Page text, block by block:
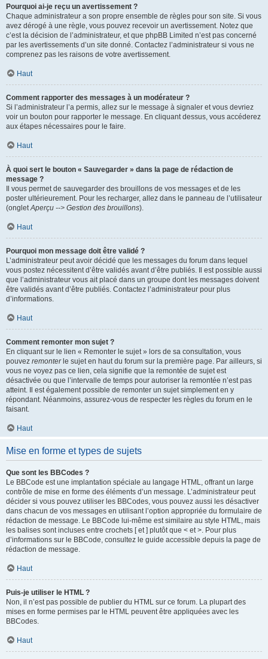
Pourquoi ai-je reçu un avertissement ?
Chaque administrateur a son propre ensemble de règles pour son site. Si vous
avez dérogé à une règle, vous pouvez recevoir un avertissement. Notez que
c’est la décision de l’administrateur, et que phpBB Limited n’est pas concerné
par les avertissements d’un site donné. Contactez l’administrateur si vous ne
comprenez pas les raisons de votre avertissement.
Haut
Comment rapporter des messages à un modérateur ?
Si l’administrateur l’a permis, allez sur le message à signaler et vous devriez
voir un bouton pour rapporter le message. En cliquant dessus, vous accéderez
aux étapes nécessaires pour le faire.
Haut
À quoi sert le bouton « Sauvegarder » dans la page de rédaction de
message ?
Il vous permet de sauvegarder des brouillons de vos messages et de les
poster ultérieurement. Pour les recharger, allez dans le panneau de l’utilisateur
(ongletAperçu --> Gestion des brouillons).
Haut
Pourquoi mon message doit être validé ?
L’administrateur peut avoir décidé que les messages du forum dans lequel
vous postez nécessitent d’être validés avant d’être publiés. Il est possible aussi
que l’administrateur vous ait placé dans un groupe dont les messages doivent
être validés avant d’être publiés. Contactez l’administrateur pour plus
d’informations.
Haut
Comment remonter mon sujet ?
En cliquant sur le lien « Remonter le sujet » lors de sa consultation, vous
pouvez remonterle sujet en haut du forum sur la première page. Par ailleurs, si
vous ne voyez pas ce lien, cela signifie que la remontée de sujet est
désactivée ou que l’intervalle de temps pour autoriser la remontée n’est pas
atteint. Il est également possible de remonter un sujet simplement en y
répondant. Néanmoins, assurez-vous de respecter les règles du forum en le
faisant.
Haut
Mise en forme et types de sujets
Que sont les BBCodes ?
Le BBCode est une implantation spéciale au langage HTML, offrant un large
contrôle de mise en forme des éléments d’un message. L’administrateur peut
décider si vous pouvez utiliser les BBCodes, vous pouvez aussi les désactiver
dans chacun de vos messages en utilisant l’option appropriée du formulaire de
rédaction de message. Le BBCode lui-même est similaire au style HTML, mais
les balises sont incluses entre crochets [ et ] plutôt que < et >. Pour plus
d’informations sur le BBCode, consultez le guide accessible depuis la page de
rédaction de message.
Haut
Puis-je utiliser le HTML ?
Non, il n’est pas possible de publier du HTML sur ce forum. La plupart des
mises en forme permises par le HTML peuvent être appliquées avec les
BBCodes.
Haut